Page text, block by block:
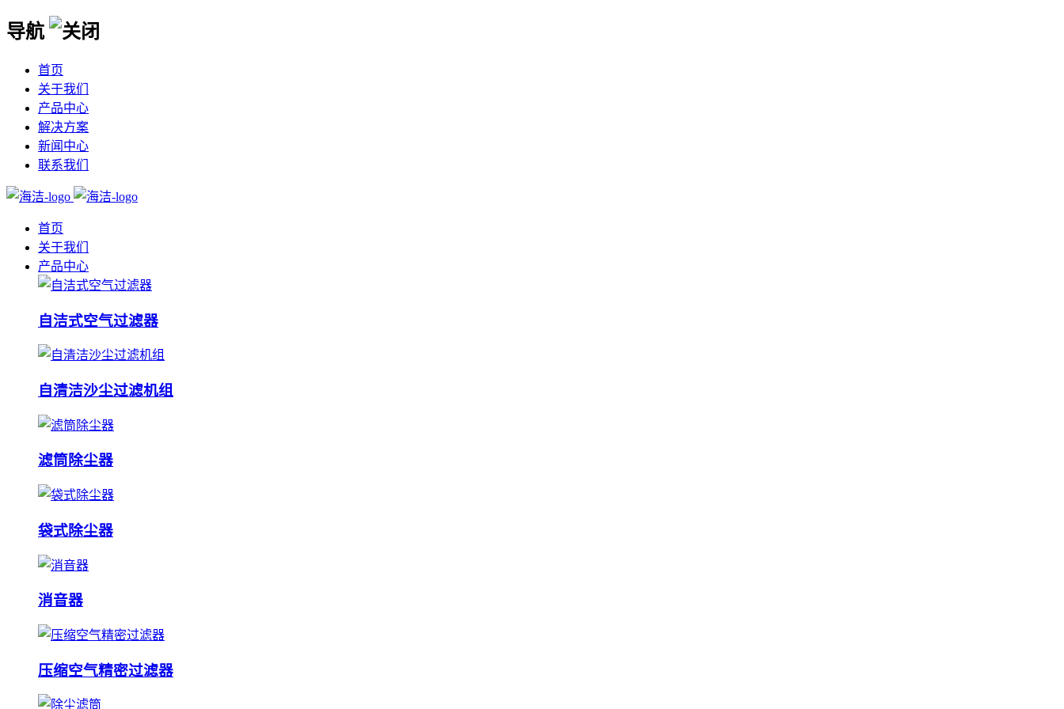
导航
首页
关于我们
产品中心
解决方案
新闻中心
联系我们
首页
关于我们
产品中心
自洁式空气过滤器
自清洁沙尘过滤机组
滤筒除尘器
袋式除尘器
消音器
压缩空气精密过滤器